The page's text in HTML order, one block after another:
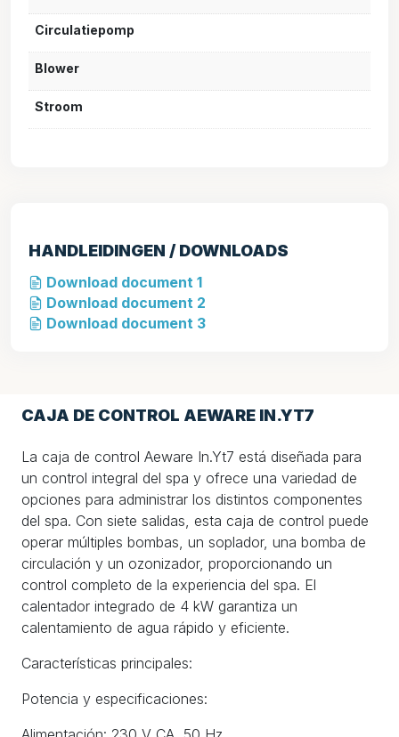
Circulatiepomp
Blower
Stroom
HANDLEIDINGEN / DOWNLOADS
Download document 1
Download document 2
Download document 3
CAJA DE CONTROL AEWARE IN.YT7
La caja de control Aeware In.Yt7 está diseñada para
un control integral del spa y ofrece una variedad de
opciones para administrar los distintos componentes
del spa. Con siete salidas, esta caja de control puede
operar múltiples bombas, un soplador, una bomba de
circulación y un ozonizador, proporcionando un
control completo de la experiencia del spa. El
calentador integrado de 4 kW garantiza un
calentamiento de agua rápido y eficiente.
Características principales:
Potencia y especificaciones: